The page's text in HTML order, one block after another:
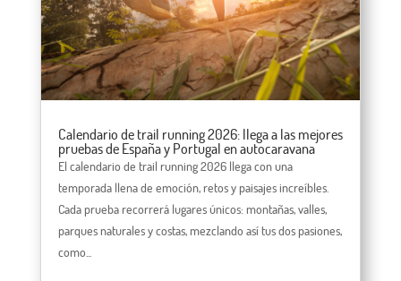
Calendario de trail running 2026: llega a las mejores
pruebas de España y Portugal en autocaravana
El calendario de trail running 2026 llega con una
temporada llena de emoción, retos y paisajes increíbles.
Cada prueba recorrerá lugares únicos: montañas, valles,
parques naturales y costas, mezclando así tus dos pasiones,
como...